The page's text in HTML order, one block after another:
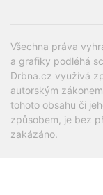
Všechna práva
a grafiky podléhá
Drbna.cz využívá
autorským
tohoto obsahu či
způsobem, je bez
zakázáno.